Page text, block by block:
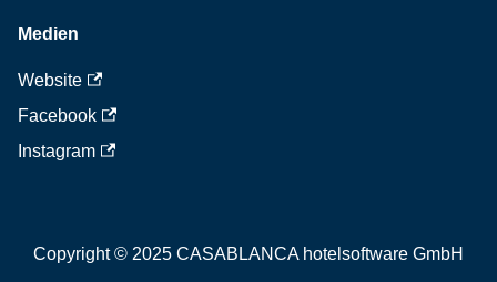
Medien
Website
Facebook
Instagram
Copyright © 2025 CASABLANCA hotelsoftware GmbH